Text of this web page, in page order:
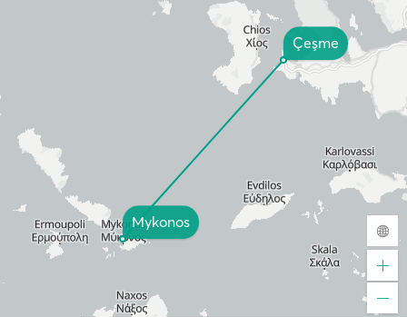
Mykonos
Çeşme